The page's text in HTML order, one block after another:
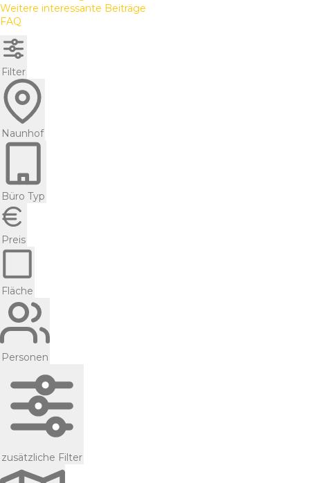
Weitere interessante Beiträge
FAQ
Filter
Naunhof
Büro Typ
Preis
Fläche
Personen
zusätzliche Filter